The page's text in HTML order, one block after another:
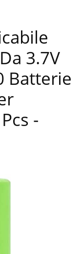
3.7V
Batterie
-